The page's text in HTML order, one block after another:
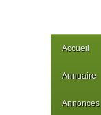
Accueil
Annuaire
Annonces